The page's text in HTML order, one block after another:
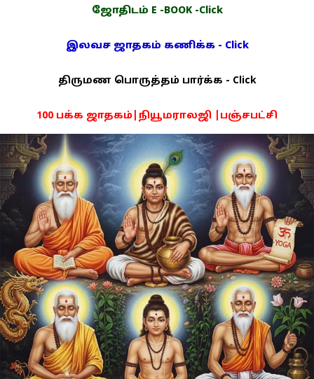
ஜோதிடம் E -BOOK -Click
இலவச ஜாதகம் கணிக்க - Click
திருமண பொருத்தம் பார்க்க - Click
100 பக்க ஜாதகம்|நியூமராலஜி |பஞ்சபட்சி
PDF -72மட்டும் -Click